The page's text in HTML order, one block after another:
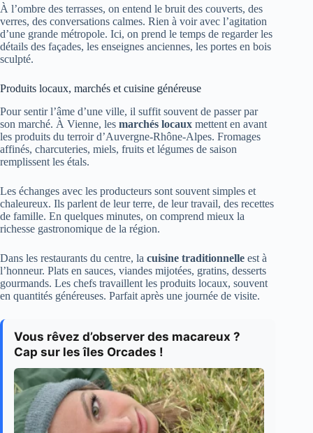
À l’ombre des terrasses, on entend le bruit des couverts, des
verres, des conversations calmes. Rien à voir avec l’agitation
d’une grande métropole. Ici, on prend le temps de regarder les
détails des façades, les enseignes anciennes, les portes en bois
sculpté.
Produits locaux, marchés et cuisine généreuse
Pour sentir l’âme d’une ville, il suffit souvent de passer par
son marché. À Vienne, les marchés locaux mettent en avant
les produits du terroir d’Auvergne-Rhône-Alpes. Fromages
affinés, charcuteries, miels, fruits et légumes de saison
remplissent les étals.
Les échanges avec les producteurs sont souvent simples et
chaleureux. Ils parlent de leur terre, de leur travail, des recettes
de famille. En quelques minutes, on comprend mieux la
richesse gastronomique de la région.
Dans les restaurants du centre, la cuisine traditionnelle est à
l’honneur. Plats en sauces, viandes mijotées, gratins, desserts
gourmands. Les chefs travaillent les produits locaux, souvent
en quantités généreuses. Parfait après une journée de visite.
Vous rêvez d’observer des macareux ?
Cap sur les îles Orcades !